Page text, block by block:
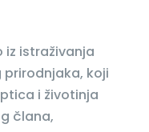
iz istraživanja
prirodnjaka, koji
i životinja
člana,